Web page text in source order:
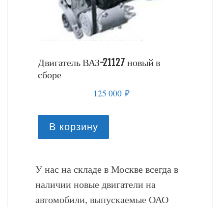
Двигатель ВАЗ-21127 новый в
сборе
125 000 ₽
В корзину
У нас на складе в Москве всегда в
наличии новые двигатели на
автомобили, выпускаемые ОАО